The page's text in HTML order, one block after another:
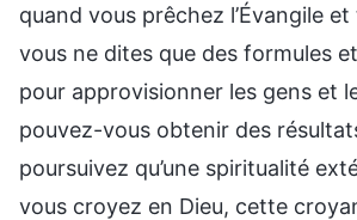
quand vous prêchez l’Évangile
vous ne dites que des formules
pour approvisionner les gens et
pouvez-vous obtenir des
poursuivez qu’une spiritualité
vous croyez en Dieu, cette